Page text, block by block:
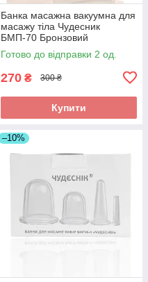
Банка масажна вакуумна для
масажу тіла Чудесник
БМП-70 Бронзовий
Готово до відправки 2 од.
270 ₴ 300 ₴
Купити
–10%